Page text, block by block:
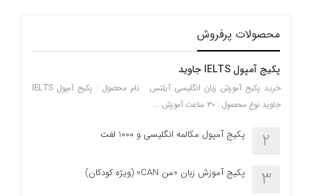
محصولات پرفروش
پکیج آمپول IELTS جاوید
خرید پکیج آموزش زبان انگلیسی آیلتس نام محصول : پکیج آمپول IELTS
جاوید نوع محصول : ۳۰ ساعت آموزش …
2 پکیج آمپول مکالمه انگلیسی و 1000 لغت
3 پکیج آموزش زبان «من CAN» (ویژه کودکان)